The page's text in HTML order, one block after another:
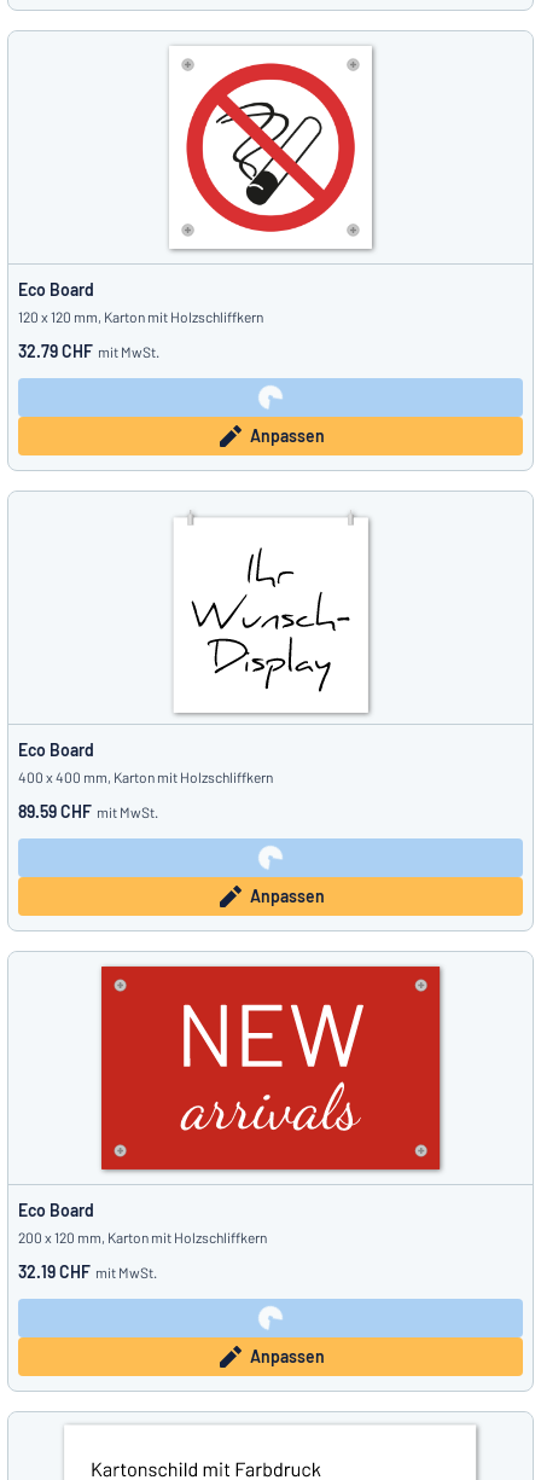
Eco Board
120 x 120 mm, Karton mit Holzschliffkern
32.79 CHF mit MwSt.
Anpassen
Eco Board
400 x 400 mm, Karton mit Holzschliffkern
89.59 CHF mit MwSt.
Anpassen
Eco Board
200 x 120 mm, Karton mit Holzschliffkern
32.19 CHF mit MwSt.
Anpassen